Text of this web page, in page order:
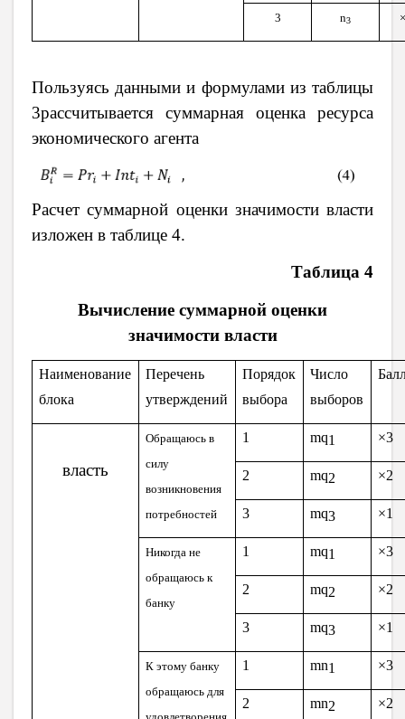
3 n3
Пользуясь данными и формулами из таблицы
3рассчитывается суммарная оценка ресурса
экономического агента
Расчет суммарной оценки значимости власти
изложен в таблице 4.
Таблица 4
Вычисление суммарной оценки
значимости власти
Наименование
блока
Перечень
утверждений
Порядок
выбора
Число
выборов
власть
Обращаюсь в
силу
возникновения
потребностей
1 mq1 ×3
2 mq2 ×2
3 mq3 ×1
Никогда не
обращаюсь к
банку
1 mq1 ×3
2 mq2 ×2
3 mq3 ×1
К этому банку
обращаюсь для
1 mn1 ×3
2 mn2 ×2